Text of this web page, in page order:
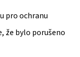
pro ochranu
že bylo porušeno